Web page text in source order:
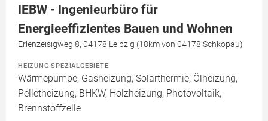
IEBW - Ingenieurbüro für
Energieeffizientes Bauen und Wohnen
Erlenzeisigweg 8, 04178 Leipzig (18km von 04178 Schkopau)
HEIZUNG SPEZIALGEBIETE
Wärmepumpe, Gasheizung, Solarthermie, Ölheizung,
Pelletheizung, BHKW, Holzheizung, Photovoltaik,
Brennstoffzelle